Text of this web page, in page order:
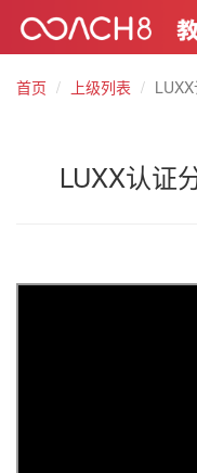
首页
上级列表
LUXX认证